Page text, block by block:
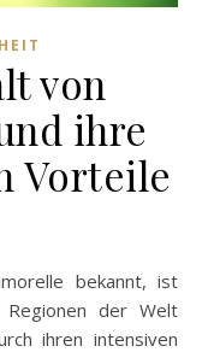
von
ihre
Vorteile
der Welt
ihren intensiven